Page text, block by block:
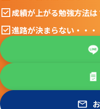
成績が上がる勉強方法は
進路が決まらない・・・